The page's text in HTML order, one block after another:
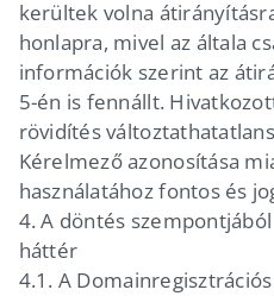
kerültek volna
honlapra, mivel az általa
információk szerint az
5-én is fennállt.
rövidítés
Kérelmező azonosítása
használatához fontos és
4. A döntés
háttér
4.1. A Domainregisztrációs